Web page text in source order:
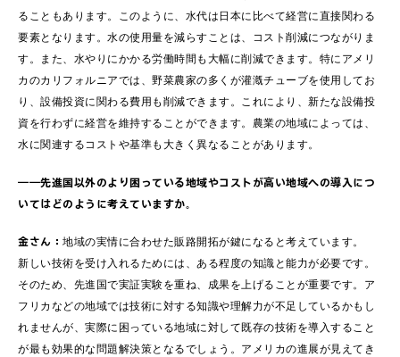
ることもあります。このように、水代は日本に比べて経営に直接関わる
要素となります。水の使用量を減らすことは、コスト削減につながりま
す。また、水やりにかかる労働時間も大幅に削減できます。特にアメリ
カのカリフォルニアでは、野菜農家の多くが灌漑チューブを使用してお
り、設備投資に関わる費用も削減できます。これにより、新たな設備投
資を行わずに経営を維持することができます。農業の地域によっては、
水に関連するコストや基準も大きく異なることがあります。
――先進国以外のより困っている地域やコストが高い地域への導入につ
いてはどのように考えていますか。
金さん： 地域の実情に合わせた販路開拓が鍵になると考えています。
新しい技術を受け入れるためには、ある程度の知識と能力が必要です。
そのため、先進国で実証実験を重ね、成果を上げることが重要です。ア
フリカなどの地域では技術に対する知識や理解力が不足しているかもし
れませんが、実際に困っている地域に対して既存の技術を導入すること
が最も効果的な問題解決策となるでしょう。アメリカの進展が見えてき